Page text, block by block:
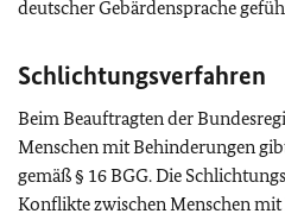
deutscher Gebärdensprache
Schlichtungsverfahren
Beim Beauftragten der
Menschen mit Behinderungen
gemäß § 16 BGG. Die
Konflikte zwischen Menschen